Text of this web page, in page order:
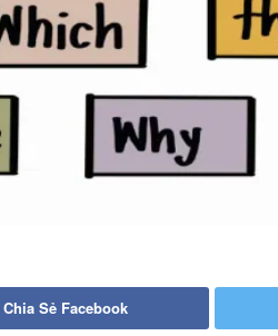
Chia Sẻ Facebook